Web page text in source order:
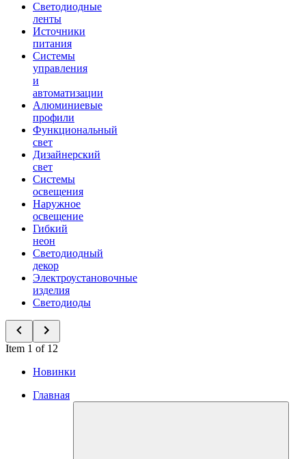
Светодиодные
ленты
Источники
питания
Системы
управления
и
автоматизации
Алюминиевые
профили
Функциональный
свет
Дизайнерский
свет
Системы
освещения
Наружное
освещение
Гибкий
неон
Светодиодный
декор
Электроустановочные
изделия
Светодиоды
Item 1 of 12
Новинки
Главная